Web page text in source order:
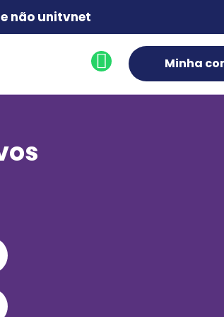
e não unitvnet
Minha